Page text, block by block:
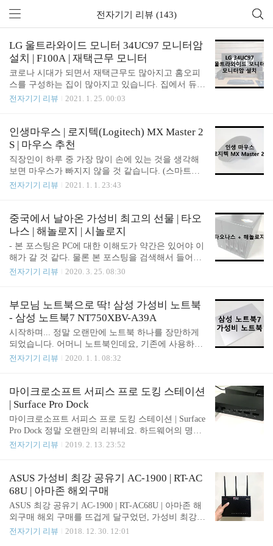
전자기기 리뷰 (143)
LG 울트라와이드 모니터 34UC97 모니터암
설치 | F100A | 재택근무 모니터
코로나 시대가 되면서 재택근무도 많아지고 홈오피
스를 구성하는 집이 많아지고 있습니다. 집에서 듀얼
모니터 하기에는 책상이 좁고, 하지만 듀얼모니터 있
니다. 울트라와이드 모니터를 사용하면 모니터 하나
로 듀얼모니터의 효과를 누릴 수 있기 때문에 공간적
인 면에서도, 인테리어적인 면에서도 훨씬 유리합니
다. 먼저, 울트라와이드 모니터 선택 팁을 드리자면
1) WQHD 해상도: 해상도는 꼭 울트라 WQHD 이상
의 해상도 (3440*1440)를 선택하는 것이 좋습니다. W
볼 수 있는 것이 엄청 적어지므로, 듀얼모니터의 효
과를 내기 어렵습니다. 2) 34인치 ..
전자기기 리뷰 2021. 1. 25. 00:03
인생마우스 | 로지텍(Logitech) MX Master 2
S | 마우스 추천
직장인이 하루 중 가장 많이 손에 있는 것을 생각해
보면 마우스가 빠지지 않을 것 같습니다. (스마트폰
을 더 많이 한다면 모르겠지만) 그만큼 마우스도 중
종일 사용하는 마우스로 인해서 손목이 아파지고 (손
목터널증후군) 원인을 찾게 되다보면 그 중 원인은
마우스에 있을 수 있습니다. 그러니까 인체공학 마우
스도 많이 출시되곤 하구요. 그만큼 마우스 선택은
중요할 수 있는데요, 저도 여러가지 마우스를 많이
사용해봤지만 그 중 마음에 드는 인생 마우스가 있어
우스는 마이크로소프트의 스컬프트 어고노믹 마우스
를 4년 이상 사용하였고, 그 이후에 로지텍으로 넘어
가면서 M7..
전자기기 리뷰 2021. 1. 1. 23:43
중국에서 날아온 가성비 최고의 선물 | 타오
나스 | 해놀로지 | 시놀로지
- 본 포스팅은 PC에 대한 이해도가 약간은 있어야 이
해가 갈 것 같다. 물론 본 포스팅을 검색해서 들어왔
고 타오나스를 알기 때문에 검색해서 들어왔을 거라
ory로는, 중국에서 채굴 용도로 사용하던 수많은 베
어본 PC들이 있었는데 사기를 당했는지 망했는지는
모르지만 채굴용으로 사용하던 베어본 PC들이 대거
등장하게 되었다. 채굴에 사용되던 HDD는 제거되고
간단한 청소를 하여 타오바오를 통하여 판매되기 시
작하였다. 채굴용이기 때문에 막 다뤄졌기 때문에 뽑
해놀로지를 돌릴 수 있는 베어본 PC를 장만할 수 있
는 것은 큰 메리트였다. 4개의 하드 베..
전자기기 리뷰 2020. 3. 25. 08:30
부모님 노트북으로 딱! 삼성 가성비 노트북
- 삼성 노트북7 NT750XBV-A39A
시작하며... 정말 오랜만에 노트북 하나를 장만하게
되었습니다. 어머니 노트북인데요, 기존에 사용하던
노트북이 이제 거의 10년이 다 되어 (i5 1세대...) 한번
히 눈에 띄었던 것은 베젤이 매우 얇아지면서 노트북
크기에 비해 모니터가 아주 크다는 느낌을 많이 받았
습니다. 거꾸로 말하면, 15.6인치 모니터에 비해 노트
북 전체 크기가 작아진거겠죠. 외관도 외관이지만 성
능 부분에서도 그동안 너무 많은 세대를 건너뛰어서
그런지 너무 큰 변화가 있었더라구요. 이번에 마련한
다던지, 예전에는 '그래도 CPU는 무조건 i5는 사용해
야지' 였는데 많은 공정 변..
전자기기 리뷰 2020. 1. 1. 08:32
마이크로소프트 서피스 프로 도킹 스테이션
| Surface Pro Dock
마이크로소프트 서피스 프로 도킹 스테이션 | Surface
Pro Dock 정말 오랜만의 리뷰네요. 하드웨어의 명가,
마이크로소프트의 서피스 프로의 도킹 스테이션 입
고, 게임을 하지 않는다면 데스크탑이 그다지 필요
없죠. 그렇다고 노트북에 모니터를 연결하고, 안그래
도 모자란 USB 포트에 키보드, 마우스를 연결해서
사용하기에는 너무 번거롭고 지저분하기 때문에 주
로 도킹을 사용하게 됩니다. 도킹을 사용하게 되면
케이블 하나로 많은 것을 한번에 해결할 수 있게 됩
전자기기 리뷰 2019. 2. 13. 23:52
ASUS 가성비 최강 공유기 AC-1900 | RT-AC
68U | 아마존 해외구매
ASUS 최강 공유기 AC-1900 | RT-AC68U | 아마존 해
외구매 해외 구매를 뜨겁게 달구었던, 가성비 최강을
찍어버린 공유기죠, ASUS의 AC-1900 모델 입니다.
전자기기 리뷰 2018. 12. 30. 12:01